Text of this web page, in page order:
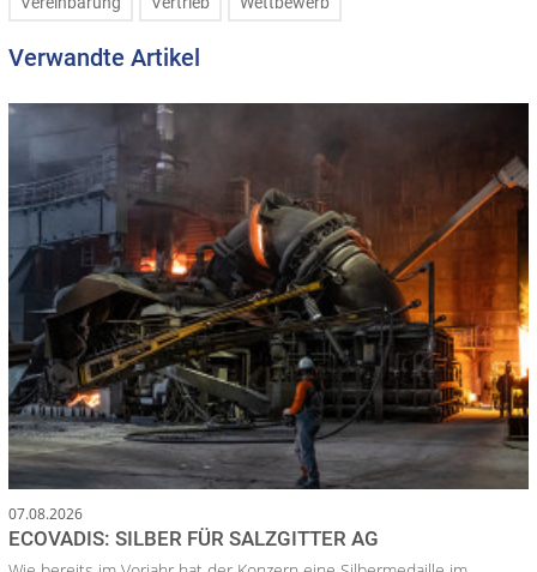
Verwandte Artikel
07.08.2026
ECOVADIS: SILBER FÜR SALZGITTER AG